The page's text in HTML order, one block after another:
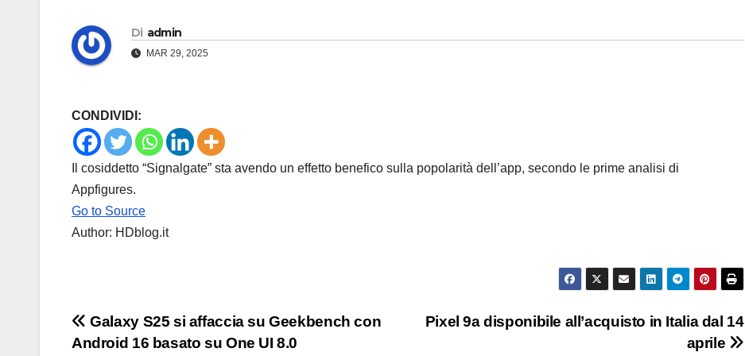
Di admin
MAR 29, 2025
CONDIVIDI:
Il cosiddetto “Signalgate” sta avendo un effetto benefico sulla popolarità dell’app, secondo le prime analisi di
Appfigures.
Go to Source
Author: HDblog.it
Navigazione
Pixel 9a disponibile all’acquisto in Italia dal 14
aprile
Galaxy S25 si affaccia su Geekbench con
Android 16 basato su One UI 8.0